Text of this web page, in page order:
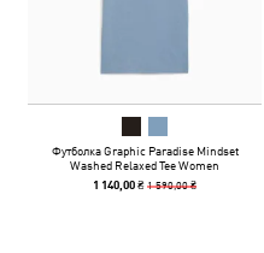
Футболка Graphic Paradise Mindset
Washed Relaxed Tee Women
1 140,00 ₴1 590,00 ₴